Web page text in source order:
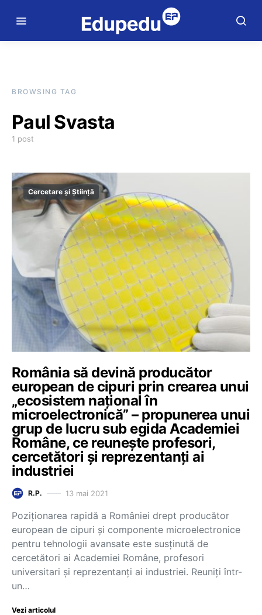
BROWSING TAG
Paul Svasta
1 post
Cercetare și Știință
România să devină producător
european de cipuri prin crearea unui
„ecosistem național în
microelectronică” – propunerea unui
grup de lucru sub egida Academiei
Române, ce reunește profesori,
cercetători și reprezentanți ai
industriei
R.P. 13 mai 2021
Poziționarea rapidă a României drept producător
european de cipuri și componente microelectronice
pentru tehnologii avansate este susținută de
cercetători ai Academiei Române, profesori
universitari și reprezentanți ai industriei. Reuniți într-
un…
Vezi articolul